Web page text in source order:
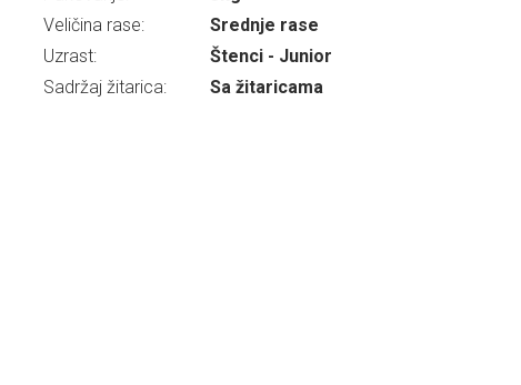
Veličina rase:
Srednje rase
Uzrast:
Štenci - Junior
Sadržaj žitarica:
Sa žitaricama